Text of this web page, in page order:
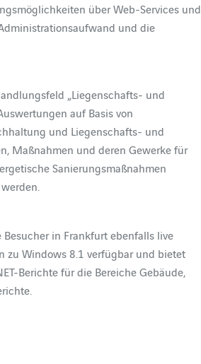
über Web-Services und
und die
„Liegenschafts- und
auf Basis von
und Liegenschafts- und
Maßnahmen und deren Gewerke für
Sanierungsmaßnahmen
in Frankfurt ebenfalls live
zu Windows 8.1 verfügbar und bietet
Berichte für die Bereiche Gebäude,